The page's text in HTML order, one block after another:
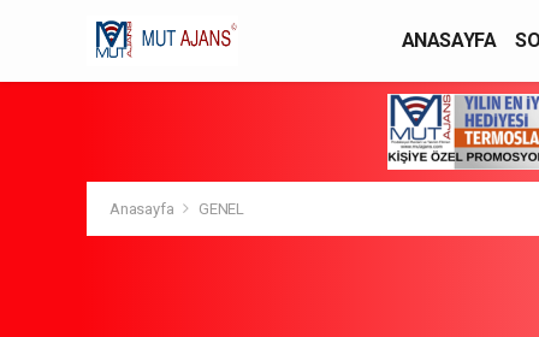
ANASAYFA
Anasayfa GENEL